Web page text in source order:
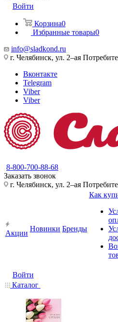
Войти
Корзина0
Избранные товары0
info@sladkond.ru
г. Челябинск, ул. 2–ая
Вконтакте
Telegram
Viber
Viber
8-800-700-88-68
Заказать звонок
г. Челябинск, ул. 2–ая
Акции
Новинки Бренды
Как
Войти
Каталог